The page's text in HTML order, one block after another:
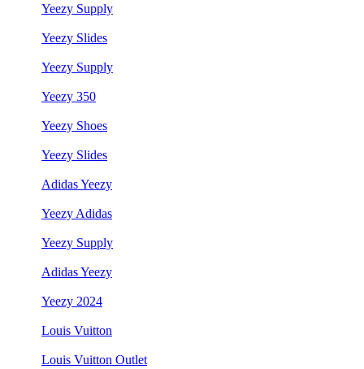
Yeezy Supply
Yeezy Slides
Yeezy Supply
Yeezy 350
Yeezy Shoes
Yeezy Slides
Adidas Yeezy
Yeezy Adidas
Yeezy Supply
Adidas Yeezy
Yeezy 2024
Louis Vuitton
Louis Vuitton Outlet